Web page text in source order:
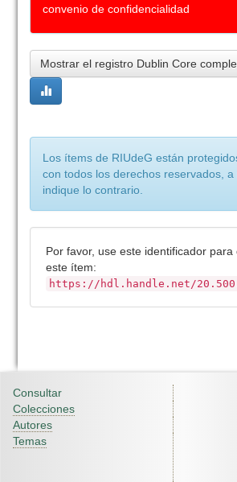
convenio de confidencialidad
Mostrar el registro Dublin Core
Los ítems de RIUdeG están
con todos los derechos reservados, a
indique lo contrario.
Por favor, use este identificador
este ítem:
https://hdl.handle.net/
Consultar
Colecciones
Autores
Temas